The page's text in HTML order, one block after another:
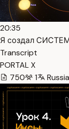
20:35
Я создал
Transcript
PORTAL X
750
1